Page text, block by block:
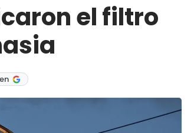
el filtro